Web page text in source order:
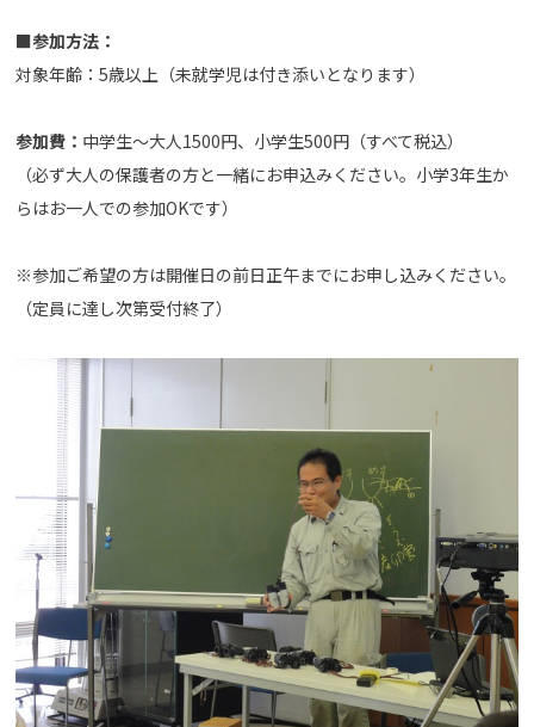
■参加方法：
対象年齢：5歳以上（未就学児は付き添いとなります）
参加費： 中学生～大人1500円、小学生500円（すべて税込）
（必ず大人の保護者の方と一緒にお申込みください。小学3年生か
らはお一人での参加OKです）
※参加ご希望の方は開催日の前日正午までにお申し込みください。
（定員に達し次第受付終了）